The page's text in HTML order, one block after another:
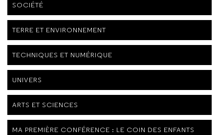
SOCIÉTÉ
TERRE ET ENVIRONNEMENT
TECHNIQUES ET NUMÉRIQUE
UNIVERS
ARTS ET SCIENCES
MA PREMIÈRE CONFÉRENCE : LE COIN DES ENFANTS